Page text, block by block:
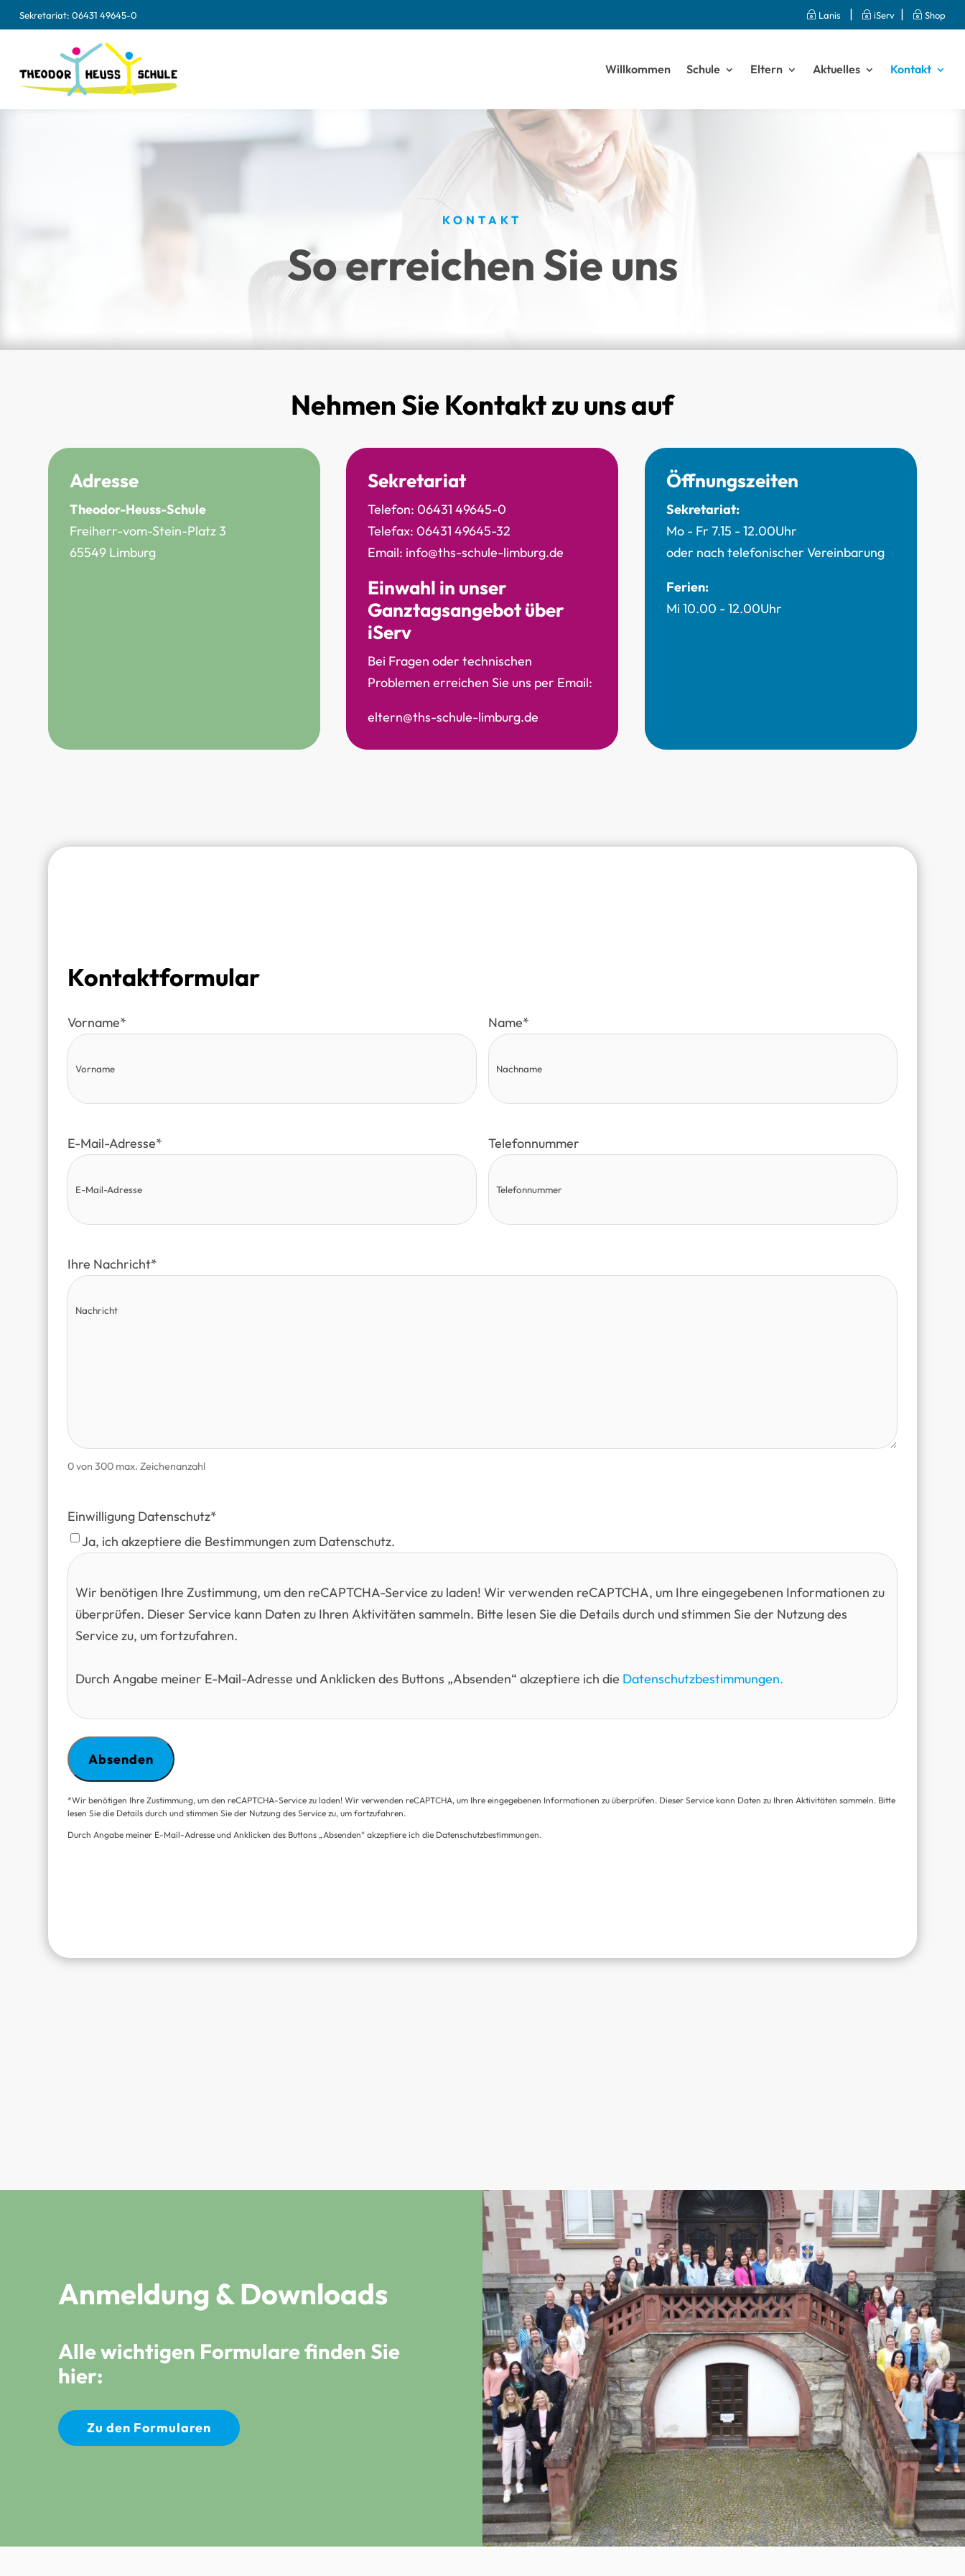
Sekretariat: 06431 49645-0 ~ Lanis | ~ iServ | ~ Shop
Willkommen Schule Eltern Aktuelles Kontakt
KONTAKT
So erreichen Sie uns
Nehmen Sie Kontakt zu uns auf
Adresse
Theodor-Heuss-Schule
Freiherr-vom-Stein-Platz 3
65549 Limburg
Sekretariat
Telefon:06431 49645-0
Telefax: 06431 49645-32
Email: info@ths-schule-limburg.de
Einwahl in unser
Ganztagsangebot über
iServ
Bei Fragen oder technischen
Problemen erreichen Sie uns per Email:
eltern@ths-schule-limburg.de
Öffnungszeiten
Sekretariat:
Mo - Fr 7.15 - 12.00Uhr
oder nach telefonischer Vereinbarung
Ferien:
Mi 10.00 - 12.00Uhr
Kontaktformular
Vorname* Name*
E-Mail-Adresse* Telefonnummer
Ihre Nachricht*
0 von 300 max. Zeichenanzahl
Einwilligung Datenschutz*
Ja, ich akzeptiere die Bestimmungen zum Datenschutz.
Wir benötigen Ihre Zustimmung, um den reCAPTCHA-Service zu laden! Wir verwenden reCAPTCHA, um Ihre eingegebenen Informationen zu
überprüfen. Dieser Service kann Daten zu Ihren Aktivitäten sammeln. Bitte lesen Sie die Details durch und stimmen Sie der Nutzung des
Service zu, um fortzufahren.
Durch Angabe meiner E-Mail-Adresse und Anklicken des Buttons „Absenden“ akzeptiere ich die Datenschutzbestimmungen.
*Wir benötigen Ihre Zustimmung, um den reCAPTCHA-Service zu laden! Wir verwenden reCAPTCHA, um Ihre eingegebenen Informationen zu überprüfen. Dieser Service kann Daten zu Ihren Aktivitäten sammeln. Bitte
lesen Sie die Details durch und stimmen Sie der Nutzung des Service zu, um fortzufahren.
Durch Angabe meiner E-Mail-Adresse und Anklicken des Buttons „Absenden“ akzeptiere ich die Datenschutzbestimmungen.
Anmeldung & Downloads
Alle wichtigen Formulare finden Sie
hier:
Zu den Formularen